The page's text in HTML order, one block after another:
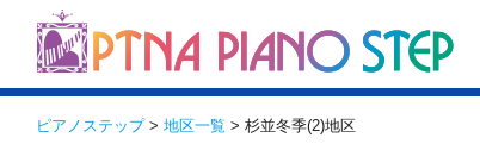
ピアノステップ> 地区一覧 > 杉並冬季(2)地区